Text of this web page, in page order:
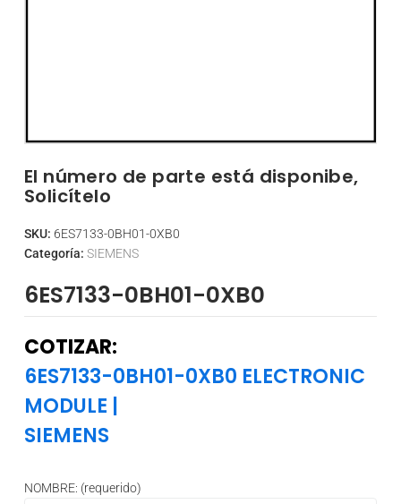
El número de parte está disponibe,
Solicítelo
SKU: 6ES7133-0BH01-0XB0
Categoría: SIEMENS
6ES7133-0BH01-0XB0
COTIZAR:
6ES7133-0BH01-0XB0 ELECTRONIC
MODULE |
SIEMENS
NOMBRE: (requerido)